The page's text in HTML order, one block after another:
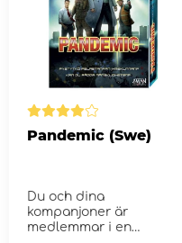
Pandemic (Swe)
Du och dina
kompanjoner är
medlemmar i en